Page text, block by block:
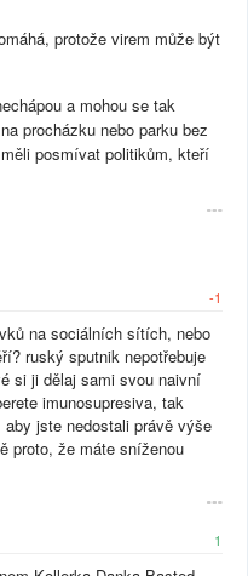
protože virem může být
a mohou se tak
procházku nebo parku bez
posmívat politikům, kteří
-1
na sociálních sítích, nebo
ruský sputnik nepotřebuje
si ji dělaj sami svou naivní
imunosupresiva, tak
jste nedostali právě výše
proto, že máte sníženou
1